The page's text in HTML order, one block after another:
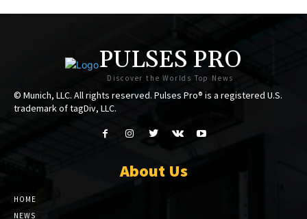
PULSES PRO
Discover the Worlds Top News
© Munich, LLC. All rights reserved. Pulses Pro® is a registered U.S.
trademark of tagDiv, LLC.
About Us
HOME
NEWS